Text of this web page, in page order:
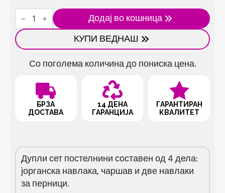
Дупла
постелнина
М12
количина
Додај во кошница
КУПИ ВЕДНАШ
Со поголема количина до пониска цена.
БРЗА
ДОСТАВА
14 ДЕНА
ГАРАНЦИЈА
ГАРАНТИРАН
КВАЛИТЕТ
Дупли сет постелнини составен од 4 дела:
јорганска навлака, чаршав и две навлаки
за перници.